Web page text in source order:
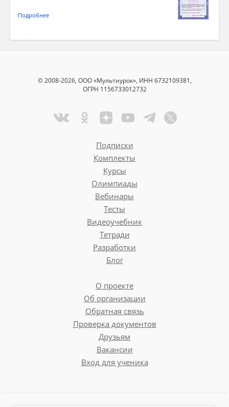
Подробнее
© 2008-2026, ООО «Мультиурок», ИНН 6732109381,
ОГРН 1156733012732
Подписки
Комплекты
Курсы
Олимпиады
Вебинары
Тесты
Видеоучебник
Тетради
Разработки
Блог
О проекте
Об организации
Обратная связь
Проверка документов
Друзьям
Вакансии
Вход для ученика